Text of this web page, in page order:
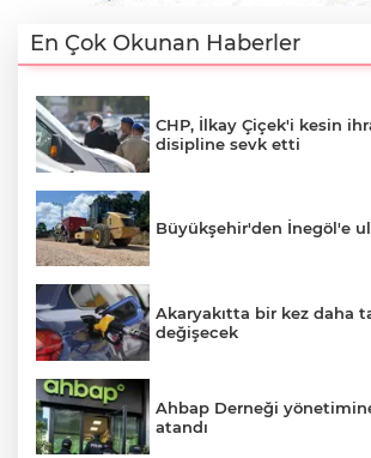
En Çok Okunan Haberler
CHP, İlkay Çiçek'i kesin
disipline sevk etti
Büyükşehir'den İnegöl'e
Akaryakıtta bir kez daha
değişecek
Ahbap Derneği
atandı